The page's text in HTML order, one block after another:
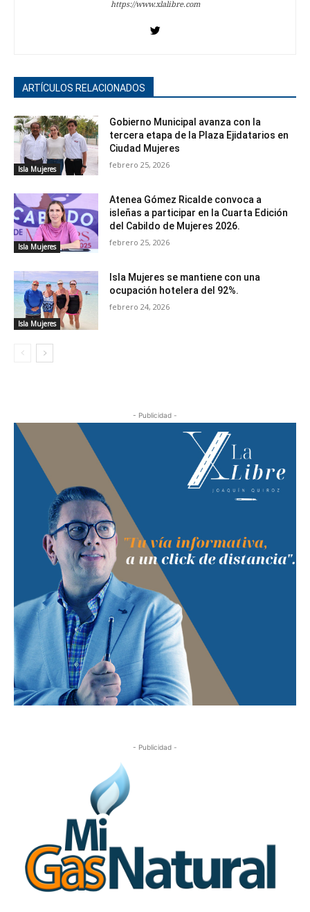
https://www.xlalibre.com
ARTÍCULOS RELACIONADOS
Isla Mujeres
Gobierno Municipal avanza con la
tercera etapa de la Plaza Ejidatarios en
Ciudad Mujeres
febrero 25, 2026
Isla Mujeres
Atenea Gómez Ricalde convoca a
isleñas a participar en la Cuarta Edición
del Cabildo de Mujeres 2026.
febrero 25, 2026
Isla Mujeres
Isla Mujeres se mantiene con una
ocupación hotelera del 92%.
febrero 24, 2026
- Publicidad -
- Publicidad -